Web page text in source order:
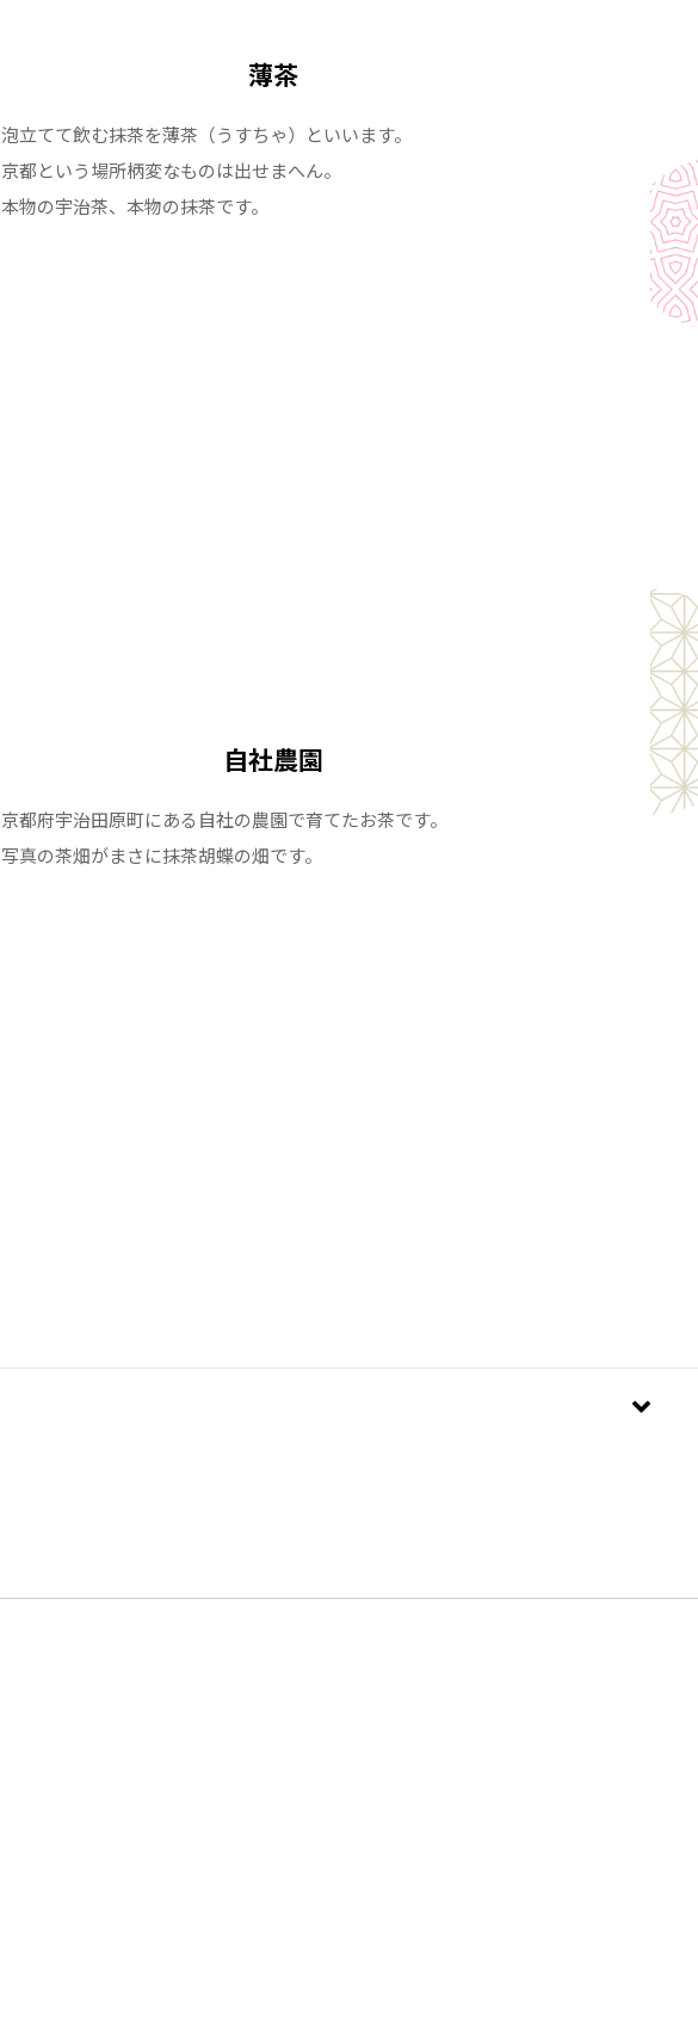
薄茶
泡立てて飲む抹茶を薄茶（うすちゃ）といいます。
京都という場所柄変なものは出せまへん。
本物の宇治茶、本物の抹茶です。
自社農園
京都府宇治田原町にある自社の農園で育てたお茶です。
写真の茶畑がまさに抹茶胡蝶の畑です。